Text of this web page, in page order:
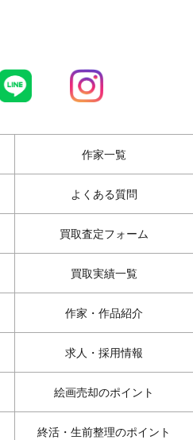
作家一覧
よくある質問
買取査定フォーム
買取実績一覧
作家・作品紹介
求人・採用情報
絵画売却のポイント
終活・生前整理のポイント